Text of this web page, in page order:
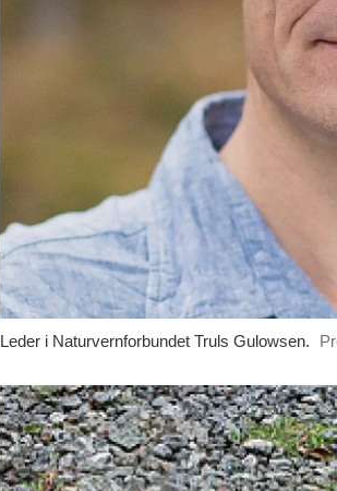
Leder i Naturvernforbundet Truls Gulowsen.